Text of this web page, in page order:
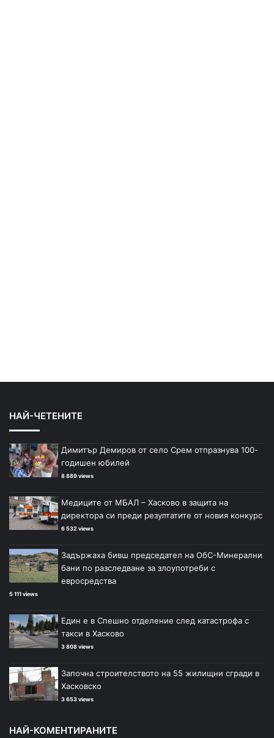
НАЙ-ЧЕТЕНИТЕ
Димитър Демиров от село Срем отпразнува 100-
годишен юбилей
8 889 views
Медиците от МБАЛ – Хасково в защита на
директора си преди резултатите от новия конкурс
6 532 views
Задържаха бивш председател на ОбС-Минерални
бани по разследване за злоупотреби с
евросредства
5 111 views
Един е в Спешно отделение след катастрофа с
такси в Хасково
3 808 views
Започна строителството на 55 жилищни сгради в
Хасковско
3 653 views
НАЙ-КОМЕНТИРАНИТЕ